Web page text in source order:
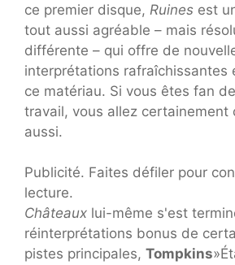
ce premier disque, Ruines est
tout aussi agréable – mais
différente – qui offre de
interprétations rafraîchissantes
ce matériau. Si vous êtes fan de
travail, vous allez certainement
aussi.
Publicité. Faites défiler pour
lecture.
Châteaux lui-même s'est
réinterprétations bonus de
pistes principales, Tompkins